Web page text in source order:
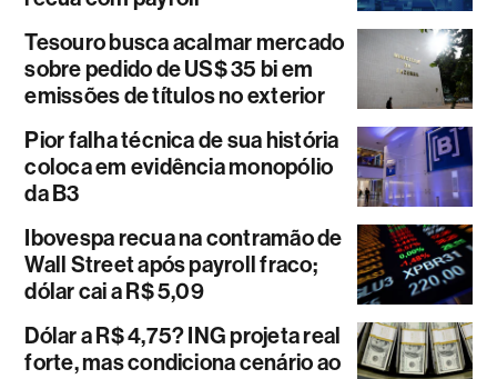
Tesouro busca acalmar mercado
sobre pedido de US$ 35 bi em
emissões de títulos no exterior
Pior falha técnica de sua história
coloca em evidência monopólio
da B3
Ibovespa recua na contramão de
Wall Street após payroll fraco;
dólar cai a R$ 5,09
Dólar a R$ 4,75? ING projeta real
forte, mas condiciona cenário ao